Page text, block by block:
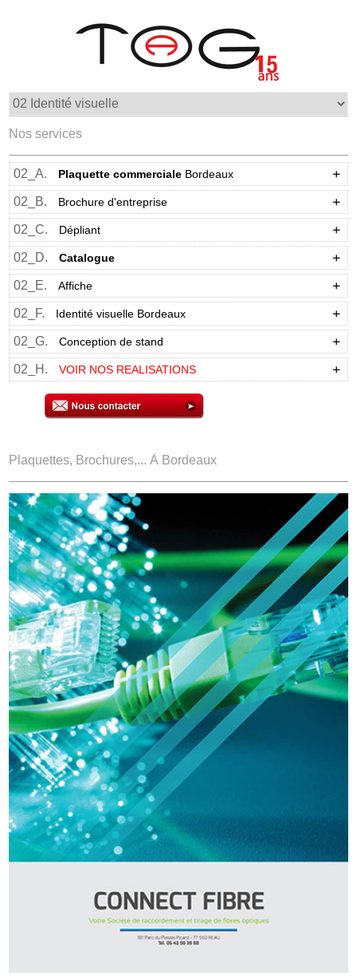
Nos services
02_A. Plaquette commerciale Bordeaux
02_B. Brochure d'entreprise
02_C. Dépliant
02_D. Catalogue
02_E. Affiche
02_F. Identité visuelle Bordeaux
02_G. Conception de stand
02_H. VOIR NOS REALISATIONS
Plaquettes, Brochures,... À Bordeaux